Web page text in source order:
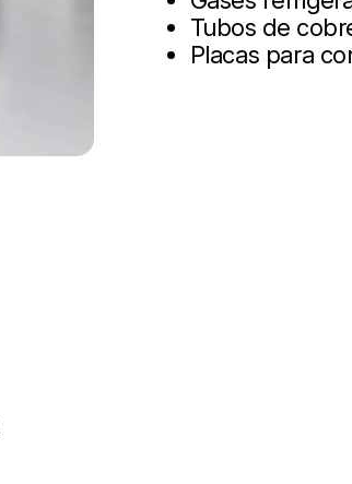
Tubos de
Placas para